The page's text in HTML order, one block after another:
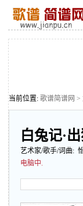
当前位置: 歌谱简谱网 >
白兔记·
艺术家/歌手/词曲:
电脑中.